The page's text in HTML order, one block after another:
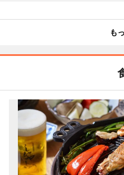
も